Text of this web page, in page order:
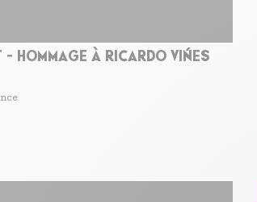
- HOMMAGE À RICARDO VIŃES